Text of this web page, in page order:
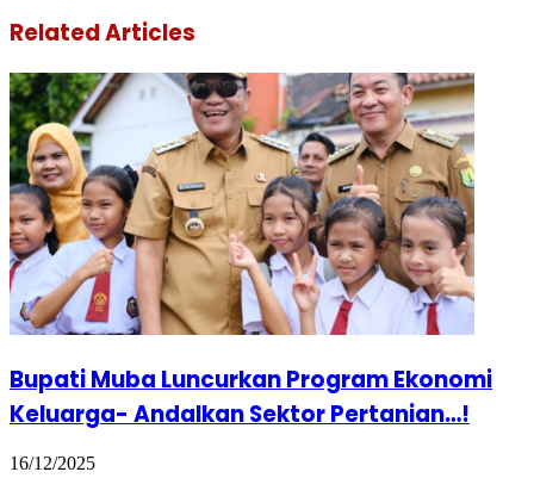
Related Articles
Bupati Muba Luncurkan Program Ekonomi
Keluarga- Andalkan Sektor Pertanian…!
16/12/2025